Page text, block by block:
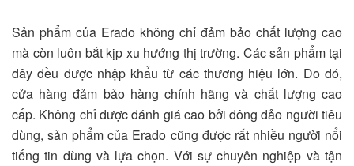
Sản phẩm của Erado không chỉ đảm bảo chất lượng cao
mà còn luôn bắt kịp xu hướng thị trường. Các sản phẩm tại
đây đều được nhập khẩu từ các thương hiệu lớn. Do đó,
cửa hàng đảm bảo hàng chính hãng và chất lượng cao
cấp. Không chỉ được đánh giá cao bởi đông đảo người tiêu
dùng, sản phẩm của Erado cũng được rất nhiều người nổi
tiếng tin dùng và lựa chọn. Với sự chuyên nghiệp và tận